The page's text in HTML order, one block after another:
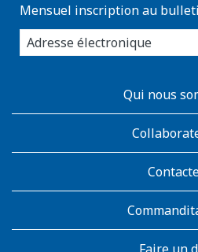
Mensuel inscription au
enter
you
email
AboutKidsHealth
Qui nous